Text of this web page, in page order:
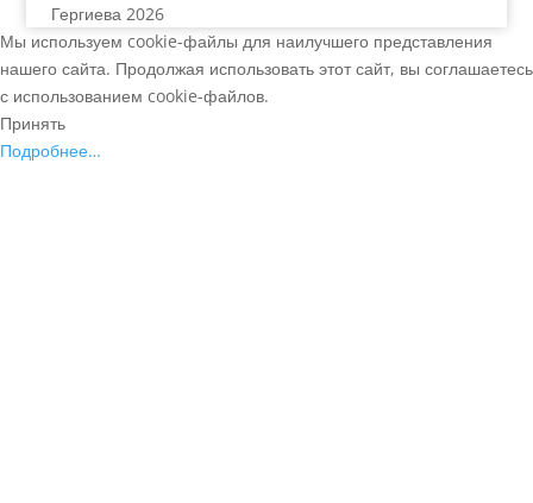
Гергиева 2026
Мы используем cookie-файлы для наилучшего представления
нашего сайта. Продолжая использовать этот сайт, вы соглашаетесь
с использованием cookie-файлов.
Принять
Подробнее…